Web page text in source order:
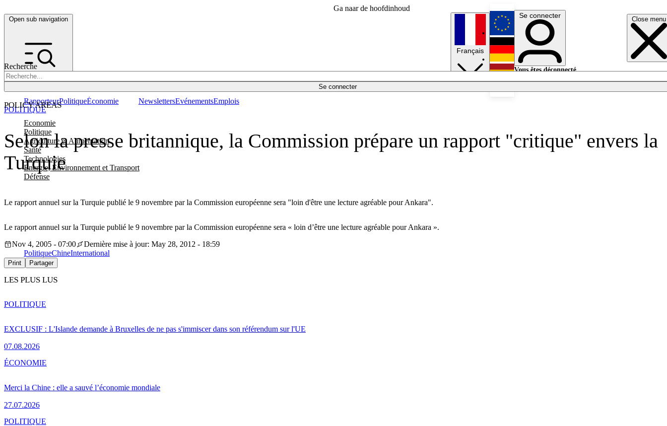
Ga naar de hoofdinhoud
Open sub navigation Close menu
Recherche
Se connecter
POLICY AREAS
Economie
Politique
Agriculture et Alimentation
Santé
Technologies
Energie, Environnement et Transport
Défense
RapporteurPolitiqueÉconomie NewslettersEvénementsEmplois
Français
English
Deutsch
Se connecter
Vous êtes déconnecté.
Selon la presse britannique, la Commission prépare un rapport "critique" envers la
Turquie
Le rapport annuel sur la Turquie publié le 9 novembre par la Commission européenne sera "loin d'être une lecture agréable pour Ankara".
POLITIQUE
Le rapport annuel sur la Turquie publié le 9 novembre par la Commission européenne sera « loin d’être une lecture agréable pour Ankara ».
Nov 4, 2005 - 07:00
Dernière mise à jour: May 28, 2012 - 18:59
PolitiqueChineInternational
Print Partager
LES PLUS LUS
EXCLUSIF : L'Islande demande à Bruxelles de ne pas s'immiscer dans son référendum sur l'UE
07.08.2026
POLITIQUE
Merci la Chine : elle a sauvé l’économie mondiale
27.07.2026
ÉCONOMIE
POLITIQUE